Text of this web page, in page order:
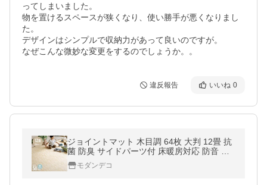
ってしまいました。
物を置けるスペースが狭くなり、使い勝手が悪くなりまし
た。
デザインはシンプルで収納力があって良いのですが。
なぜこんな微妙な変更をするのでしょうか。。
違反報告 いいね 0
ジョイントマット 木目調 64枚 大判 12畳 抗
菌 防臭 サイドパーツ付 床暖房対応 防音 木
目 洗える おしゃれ ベビー 防水
モダンデコ